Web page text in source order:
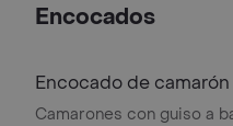
Encocados
Encocado de camarón
Camarones con guiso a